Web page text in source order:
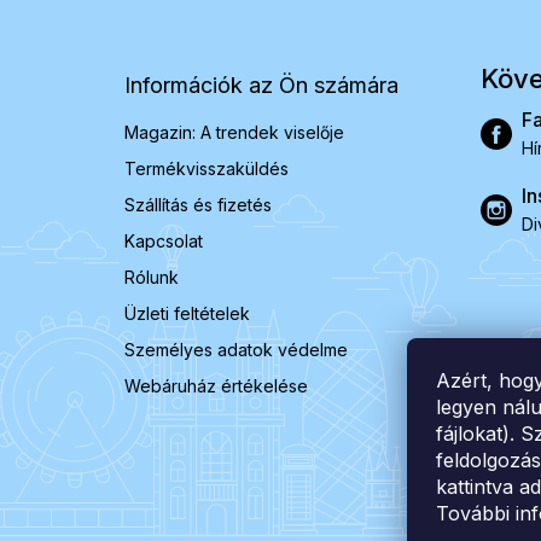
Azért,
legyen
fájlokat).
kattintva
További
Információk az Ön számára
Magazin: A trendek viselője
Termékvisszaküldés
Szállítás és fizetés
Kapcsolat
Rólunk
Üzleti feltételek
Személyes adatok védelme
Webáruház értékelése